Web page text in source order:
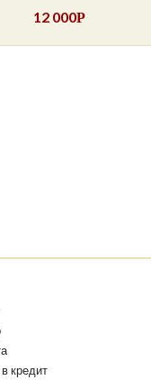
12 000Р
кредит